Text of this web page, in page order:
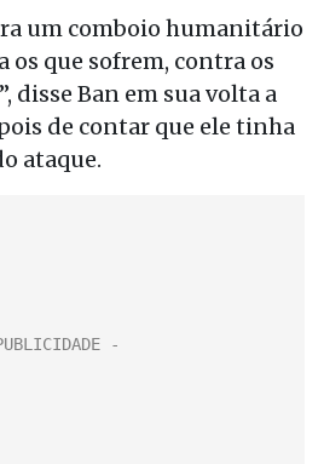
um comboio humanitário
os que sofrem, contra os
disse Ban em sua volta a
de contar que ele tinha
ataque.